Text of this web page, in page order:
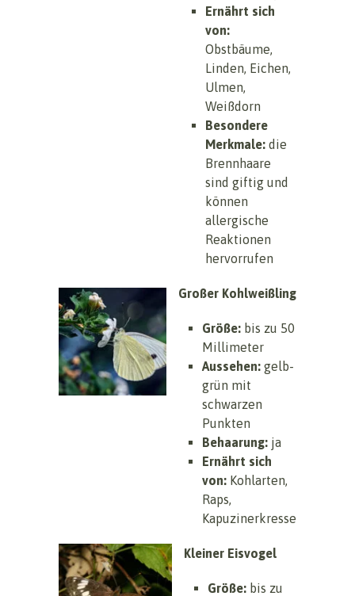
Ernährt sich
von:
Obstbäume,
Linden, Eichen,
Ulmen,
Weißdorn
Besondere
Merkmale: die
Brennhaare
sind giftig und
können
allergische
Reaktionen
hervorrufen
Großer Kohlweißling
Größe: bis zu 50
Millimeter
Aussehen: gelb-
grün mit
schwarzen
Punkten
Behaarung: ja
Ernährt sich
von: Kohlarten,
Raps,
Kapuzinerkresse
Kleiner Eisvogel
Größe: bis zu